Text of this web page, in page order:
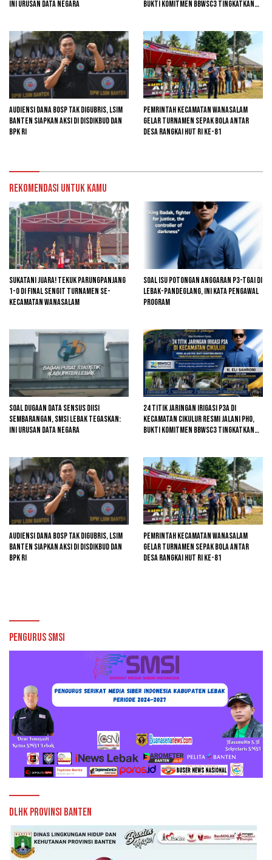
Ini Urusan Data Negara
Bukti Komitmen BBWSC3 Tingkatkan
Audiensi Dana BOSP Tak Digubris, LSIM
Banten Siapkan Aksi di Disdikbud dan
BPK RI
Pemrintah kecamatan Wanasalam
Gelar Turnamen Sepak Bola Antar
Desa Rangkai HUT RI ke-81
Rekomendasi untuk kamu
Sukatani Juara! Tekuk Parungpanjang
1-0 di Final Sengit Turnamen se-
Kecamatan Wanasalam
Soal Isu Potongan Anggaran P3-TGAI di
Lebak-Pandeglang, Ini Kata Pengawal
Program
Soal Dugaan Data Sensus Diisi
Sembarangan, SMSI Lebak Tegaskan:
Ini Urusan Data Negara
24 Titik Jaringan Irigasi P3A di
Kecamatan Cikulur Resmi Jalani PHO,
Bukti Komitmen BBWSC3 Tingkatkan
Audiensi Dana BOSP Tak Digubris, LSIM
Banten Siapkan Aksi di Disdikbud dan
BPK RI
Pemrintah kecamatan Wanasalam
Gelar Turnamen Sepak Bola Antar
Desa Rangkai HUT RI ke-81
Pengurus SMSI
DLHK Provinsi Banten